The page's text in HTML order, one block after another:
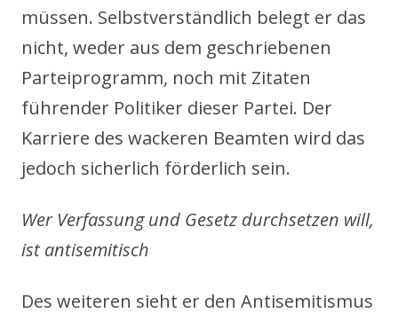
müssen. Selbstverständlich belegt er das
nicht, weder aus dem geschriebenen
Parteiprogramm, noch mit Zitaten
führender Politiker dieser Partei. Der
Karriere des wackeren Beamten wird das
jedoch sicherlich förderlich sein.
Wer Verfassung und Gesetz durchsetzen will,
ist antisemitisch
Des weiteren sieht er den Antisemitismus